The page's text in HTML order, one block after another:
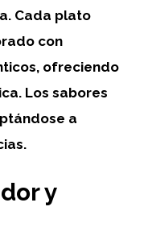
Cada plato
con
ofreciendo
Los sabores
a
y